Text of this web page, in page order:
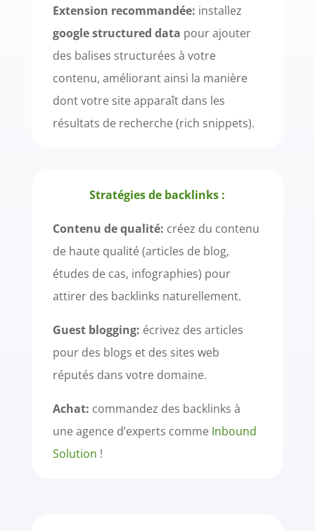
Extension recommandée: installez
google structured data pour ajouter
des balises structurées à votre
contenu, améliorant ainsi la manière
dont votre site apparaît dans les
résultats de recherche (rich snippets).
Stratégies de backlinks :
Contenu de qualité: créez du contenu
de haute qualité (articles de blog,
études de cas, infographies) pour
attirer des backlinks naturellement.
Guest blogging: écrivez des articles
pour des blogs et des sites web
réputés dans votre domaine.
Achat: commandez des backlinks à
une agence d’experts comme Inbound
Solution !